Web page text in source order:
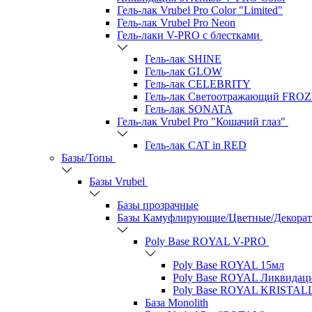
Гель-лак Vrubel Pro Color "Limited"
Гель-лак Vrubel Pro Neon
Гель-лаки V-PRO c блестками
Гель-лак SHINE
Гель-лак GLOW
Гель-лак CELEBRITY
Гель-лак Светоотражающий
Гель-лак SONATA
Гель-лак Vrubel Pro "Кошачий глаз"
Гель-лак CAT in RED
Базы/Топы
Базы Vrubel
Базы прозрачные
Базы Камуфлирующие/Цветные/
Poly Base ROYAL V-PRO
Poly Base ROYAL 15мл
Poly Base ROYAL
Poly Base ROYAL
База Monolith